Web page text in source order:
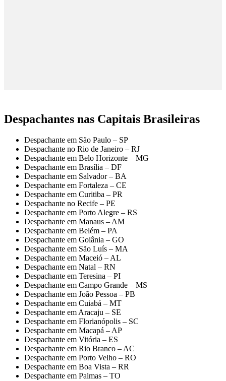
Despachantes nas Capitais Brasileiras
Despachante em São Paulo – SP
Despachante no Rio de Janeiro – RJ
Despachante em Belo Horizonte – MG
Despachante em Brasília – DF
Despachante em Salvador – BA
Despachante em Fortaleza – CE
Despachante em Curitiba – PR
Despachante no Recife – PE
Despachante em Porto Alegre – RS
Despachante em Manaus – AM
Despachante em Belém – PA
Despachante em Goiânia – GO
Despachante em São Luís – MA
Despachante em Maceió – AL
Despachante em Natal – RN
Despachante em Teresina – PI
Despachante em Campo Grande – MS
Despachante em João Pessoa – PB
Despachante em Cuiabá – MT
Despachante em Aracaju – SE
Despachante em Florianópolis – SC
Despachante em Macapá – AP
Despachante em Vitória – ES
Despachante em Rio Branco – AC
Despachante em Porto Velho – RO
Despachante em Boa Vista – RR
Despachante em Palmas – TO